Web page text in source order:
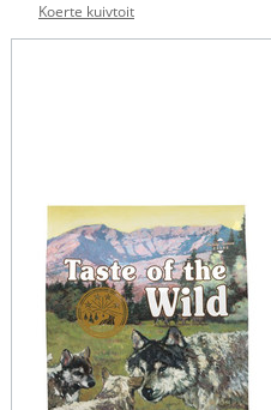
Koerte kuivtoit